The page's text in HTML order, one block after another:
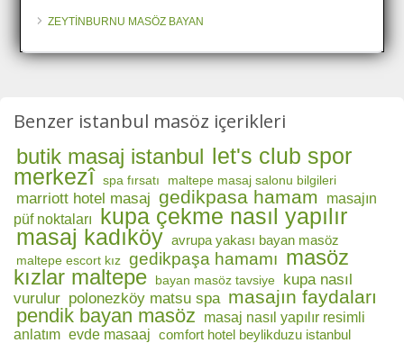
ZEYTİNBURNU MASÖZ BAYAN
Benzer istanbul masöz içerikleri
butik masaj istanbul let's club spor
merkezî spa fırsatı maltepe masaj salonu bilgileri
marriott hotel masaj gedikpasa hamam
masajın
püf noktaları
kupa çekme nasıl yapılır
masaj kadıköy avrupa yakası bayan masöz
maltepe escort kız gedikpaşa hamamı masöz
kızlar maltepe
bayan masöz tavsiye
kupa nasıl
vurulur polonezköy matsu spa masajın faydaları
pendik bayan masöz
masaj nasıl yapılır resimli
anlatım evde masaaj comfort hotel beylikduzu istanbul